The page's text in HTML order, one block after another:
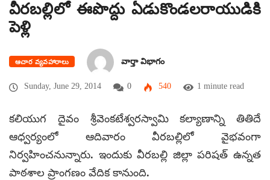
వీరబల్లిలో ఈపొద్దు ఏడుకొండలరాయుడికి
పెళ్లి
ఆచార వ్యవహారాలు వార్తా విభాగం
Sunday, June 29, 2014 0 540 1 minute read
కలియుగ దైవం శ్రీవెంకటేశ్వరస్వామి కల్యాణాన్ని తితిదే
ఆధ్వర్యంలో ఆదివారం వీరబల్లిలో వైభవంగా
నిర్వహించనున్నారు. ఇందుకు వీరబల్లి జిల్లా పరిషత్ ఉన్నత
పాఠశాల ప్రాంగణం వేదిక కానుంది.